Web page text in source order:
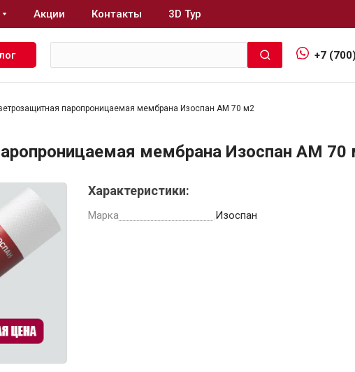
паропроницаемая мембрана Изоспан AM 70 м2
мембрана Изоспан AM 70
Характеристики:
Марка Изоспан
Акции Контакты 3D Тур
+7
Герметики
Клеи, жидкие гвозди